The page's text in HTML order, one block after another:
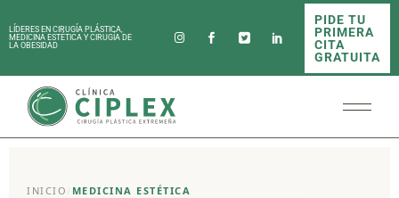
LÍDERES EN CIRUGÍA PLÁSTICA,
MEDICINA ESTÉTICA Y CIRUGÍA DE
LA OBESIDAD
PIDE TU
PRIMERA
CITA
GRATUITA
INICIO / MEDICINA ESTÉTICA